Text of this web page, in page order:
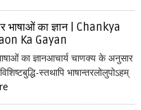
भाषाओं का ज्ञान | Chankya
Ka Gayan
का ज्ञानआचार्य चाणक्य के अनुसार
स्तथापि भाषान्तरलोलुपोऽहम्